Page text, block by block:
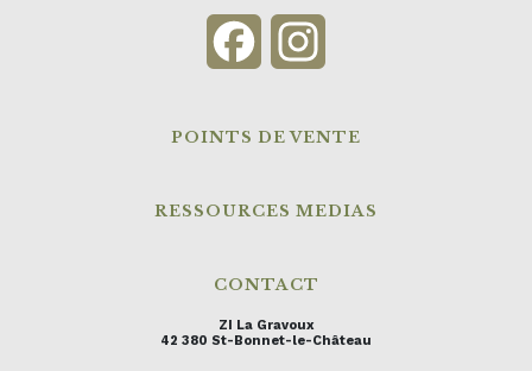
Facebook
POINTS DE VENTE
RESSOURCES MEDIAS
CONTACT
ZI La Gravoux
42 380 St-Bonnet-le-Château